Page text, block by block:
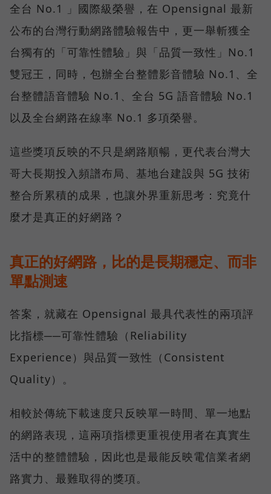
全台 No.1 」國際級榮譽，在 Opensignal 最新
公布的台灣行動網路體驗報告中，更一舉斬獲全
台獨有的「可靠性體驗」與「品質一致性」No.1
雙冠王，同時，包辦全台整體影音體驗 No.1、全
台整體語音體驗 No.1、全台 5G 語音體驗 No.1
以及全台網路在線率 No.1 多項榮譽。
這些獎項反映的不只是網路順暢，更代表台灣大
哥大長期投入頻譜布局、基地台建設與 5G 技術
整合所累積的成果，也讓外界重新思考：究竟什
麼才是真正的好網路？
真正的好網路，比的是長期穩定、而非
單點測速
答案，就藏在 Opensignal 最具代表性的兩項評
比指標──可靠性體驗（Reliability
Experience）與品質一致性（Consistent
Quality）。
相較於傳統下載速度只反映單一時間、單一地點
的網路表現，這兩項指標更重視使用者在真實生
活中的整體體驗，因此也是最能反映電信業者網
路實力、最難取得的獎項。